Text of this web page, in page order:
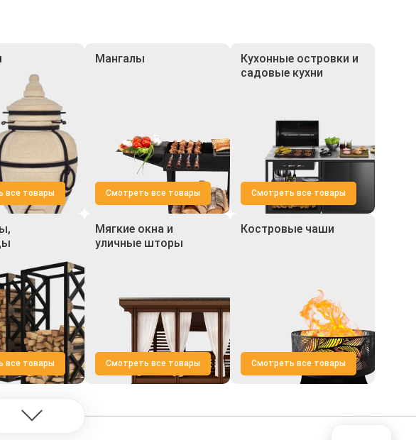
все товары
Мангалы
Смотреть все товары
Кухонные островки и
садовые кухни
Смотреть все товары
все товары
Мягкие окна и
уличные шторы
Смотреть все товары
Костровые чаши
Смотреть все товары